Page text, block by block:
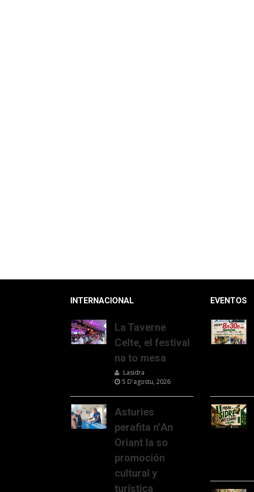
INTERNACIONAL
La Taverne
Celte, el festival
na to mesa
Lasidra
5 D'agostu, 2026
Asturies
perafita n’An
Oriant la so
promoción
cultural y
turística
EVENTOS